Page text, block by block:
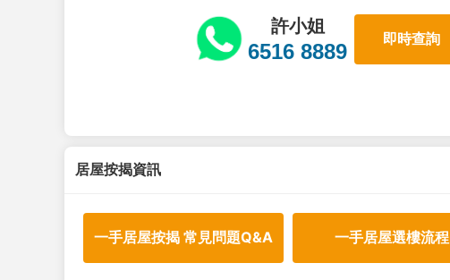
許小姐
6516 8889
即時查詢
居屋按揭資訊
一手居屋按揭 常見問題Q&A 一手居屋選樓流程